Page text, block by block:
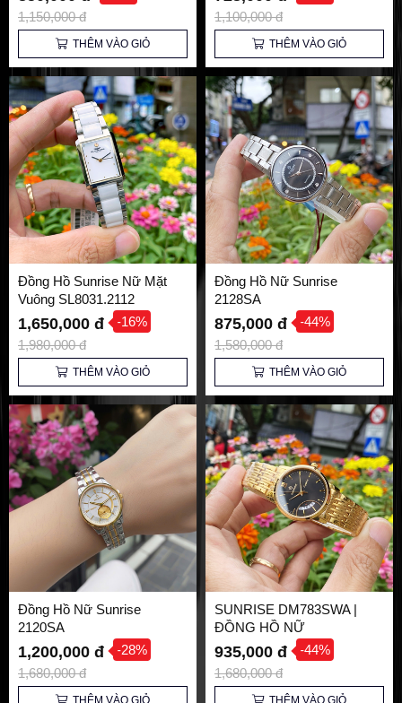
1,150,000 đ
THÊM VÀO GIỎ
1,100,000 đ
THÊM VÀO GIỎ
Đồng Hồ Sunrise Nữ Mặt
Vuông SL8031.2112
1,650,000 đ -16%
1,980,000 đ
THÊM VÀO GIỎ
Đồng Hồ Nữ Sunrise
2128SA
875,000 đ -44%
1,580,000 đ
THÊM VÀO GIỎ
Đồng Hồ Nữ Sunrise
2120SA
1,200,000 đ -28%
1,680,000 đ
THÊM VÀO GIỎ
SUNRISE DM783SWA |
ĐỒNG HỒ NỮ
935,000 đ -44%
1,680,000 đ
THÊM VÀO GIỎ